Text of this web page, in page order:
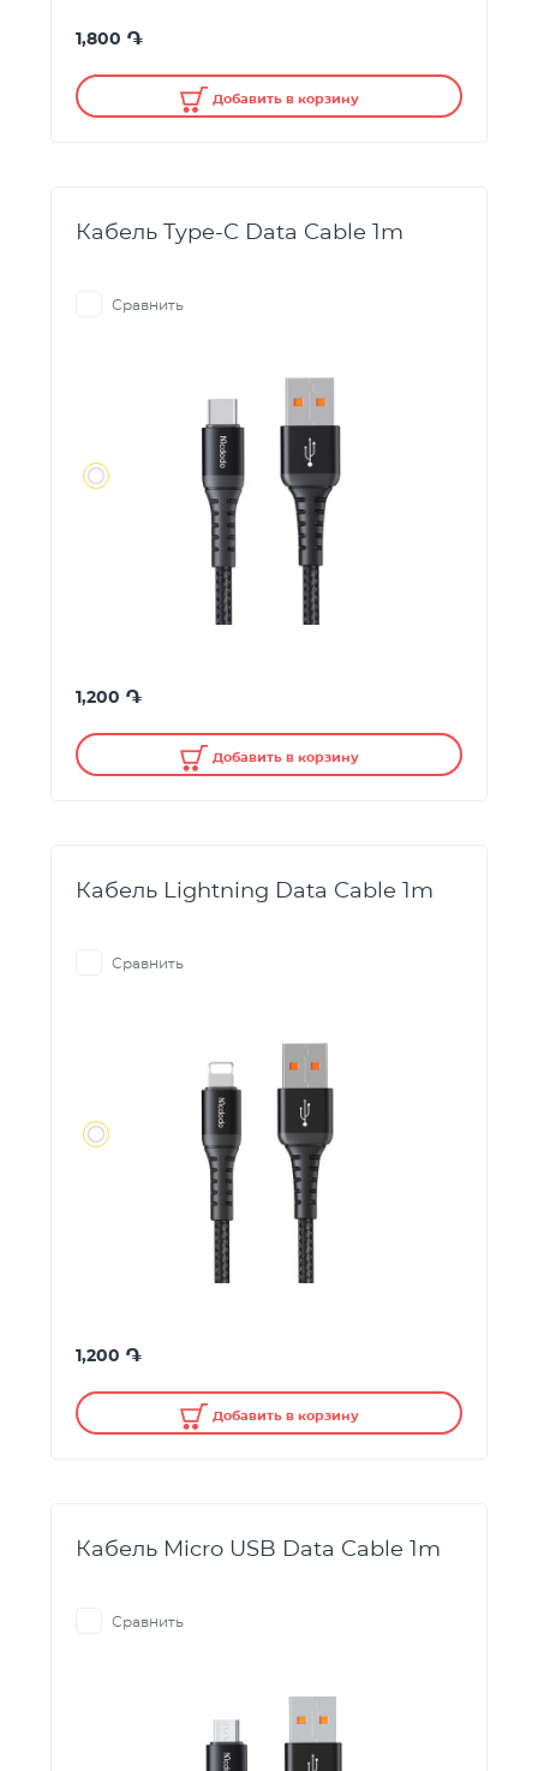
1,800 ֏
Добавить в корзину
Кабель Type-C Data Cable 1m
Сравнить
1,200 ֏
Добавить в корзину
Кабель Lightning Data Cable 1m
Сравнить
1,200 ֏
Добавить в корзину
Кабель Micro USB Data Cable 1m
Сравнить